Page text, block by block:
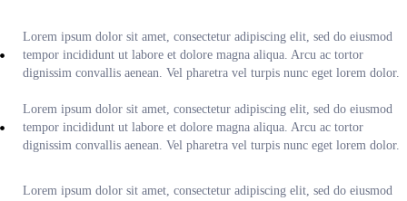
Lorem ipsum dolor sit amet, consectetur adipiscing elit, sed do eiusmod
tempor incididunt ut labore et dolore magna aliqua. Arcu ac tortor
dignissim convallis aenean. Vel pharetra vel turpis nunc eget lorem dolor.
Lorem ipsum dolor sit amet, consectetur adipiscing elit, sed do eiusmod
tempor incididunt ut labore et dolore magna aliqua. Arcu ac tortor
dignissim convallis aenean. Vel pharetra vel turpis nunc eget lorem dolor.
Lorem ipsum dolor sit amet, consectetur adipiscing elit, sed do eiusmod